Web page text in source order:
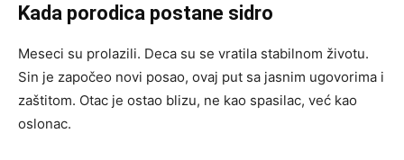
Kada porodica postane sidro
Meseci su prolazili. Deca su se vratila stabilnom životu.
Sin je započeo novi posao, ovaj put sa jasnim ugovorima i
zaštitom. Otac je ostao blizu, ne kao spasilac, već kao
oslonac.